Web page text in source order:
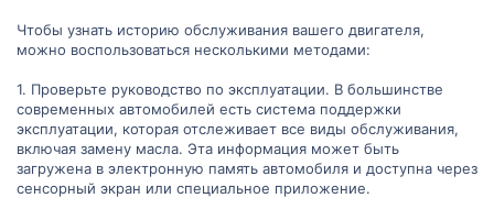
Чтобы узнать историю обслуживания вашего двигателя,
можно воспользоваться несколькими методами:
1. Проверьте руководство по эксплуатации. В большинстве
современных автомобилей есть система поддержки
эксплуатации, которая отслеживает все виды обслуживания,
включая замену масла. Эта информация может быть
загружена в электронную память автомобиля и доступна через
сенсорный экран или специальное приложение.